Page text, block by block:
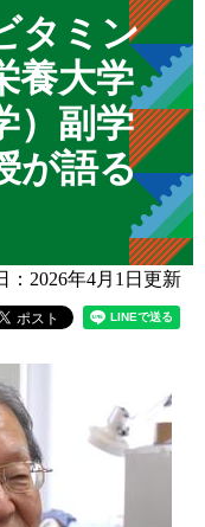
タミン
養大学
）副学
が語る
：2026年4月1日更新